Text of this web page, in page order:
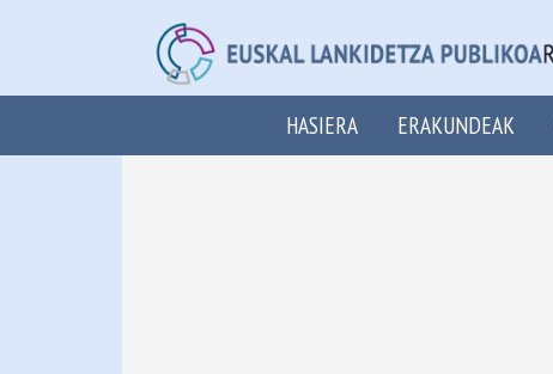
HASIERA ERAKUNDEAK